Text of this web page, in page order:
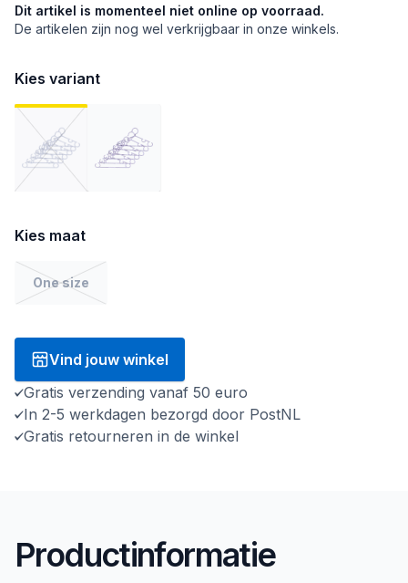
Dit artikel is momenteel niet online op voorraad.
De artikelen zijn nog wel verkrijgbaar in onze winkels.
Kies variant
Kies maat
One size
Vind jouw winkel
Gratis verzending vanaf 50 euro
In 2-5 werkdagen bezorgd door PostNL
Gratis retourneren in de winkel
Productinformatie